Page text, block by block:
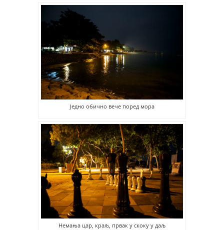
Једно обично вече поред мора
Немања цар, краљ, првак у скоку у даљ